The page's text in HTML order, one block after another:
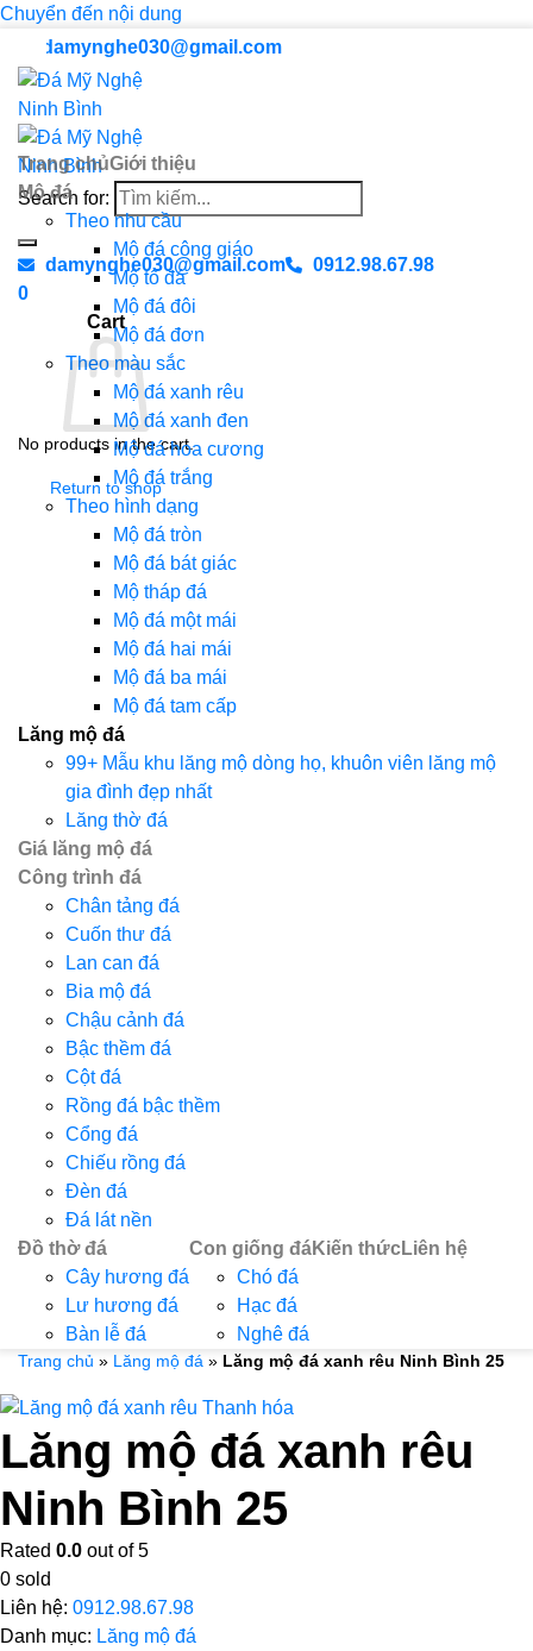
Chuyển đến nội dung
damynghe030@gmail.com
Search for:
damynghe030@gmail.com
0912.98.67.98
0
Cart
No products in the cart.
Return to shop
Trang chủGiới thiệu
Mộ đá
Theo nhu cầu
Mộ đá công giáo
Mộ tổ đá
Mộ đá đôi
Mộ đá đơn
Theo màu sắc
Mộ đá xanh rêu
Mộ đá xanh đen
Mộ đá hoa cương
Mộ đá trắng
Theo hình dạng
Mộ đá tròn
Mộ đá bát giác
Mộ tháp đá
Mộ đá một mái
Mộ đá hai mái
Mộ đá ba mái
Mộ đá tam cấp
Lăng mộ đá
99+ Mẫu khu lăng mộ dòng họ, khuôn viên lăng mộ
gia đình đẹp nhất
Lăng thờ đá
Giá lăng mộ đá
Công trình đá
Chân tảng đá
Cuốn thư đá
Lan can đá
Bia mộ đá
Chậu cảnh đá
Bậc thềm đá
Cột đá
Rồng đá bậc thềm
Cổng đá
Chiếu rồng đá
Đèn đá
Đá lát nền
Đồ thờ đá
Cây hương đá
Lư hương đá
Bàn lễ đá
Con giống đá
Chó đá
Hạc đá
Nghê đá
Kiến thứcLiên hệ
Trang chủ » Lăng mộ đá » Lăng mộ đá xanh rêu Ninh Bình 25
Lăng mộ đá xanh rêu
Ninh Bình 25
Rated 0.0 out of 5
0 sold
Liên hệ: 0912.98.67.98
Danh mục: Lăng mộ đá